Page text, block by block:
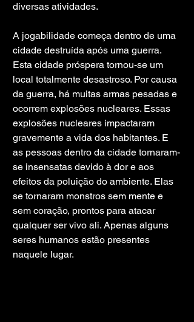
diversas atividades.
A jogabilidade começa dentro de uma
cidade destruída após uma guerra.
Esta cidade próspera tornou-se um
local totalmente desastroso. Por causa
da guerra, há muitas armas pesadas e
ocorrem explosões nucleares. Essas
explosões nucleares impactaram
gravemente a vida dos habitantes. E
as pessoas dentro da cidade tornaram-
se insensatas devido à dor e aos
efeitos da poluição do ambiente. Elas
se tornaram monstros sem mente e
sem coração, prontos para atacar
qualquer ser vivo ali. Apenas alguns
seres humanos estão presentes
naquele lugar.